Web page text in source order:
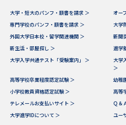
大学・短大のパンフ・願書を請求 ＞
オー
専門学校のパンフ・願書を請求 ＞
大学
外国大学日本校・留学関連機関 ＞
新聞
新生活・部屋探し ＞
進学
大学入学共通テスト「受験案内」 ＞
大学
＞
高等学校卒業程度認定試験 ＞
幼稚
小学校教員資格認定試験 ＞
高等
テレメールお支払いサイト ＞
Ｑ＆
大学進学IDについて ＞
ユー